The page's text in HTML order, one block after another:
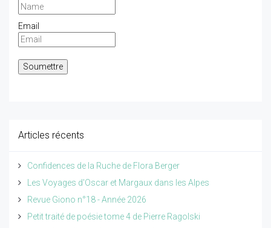
Email
Articles récents
Confidences de la Ruche de Flora Berger
Les Voyages d'Oscar et Margaux dans les Alpes
Revue Giono n°18 - Année 2026
Petit traité de poésie tome 4 de Pierre Ragolski